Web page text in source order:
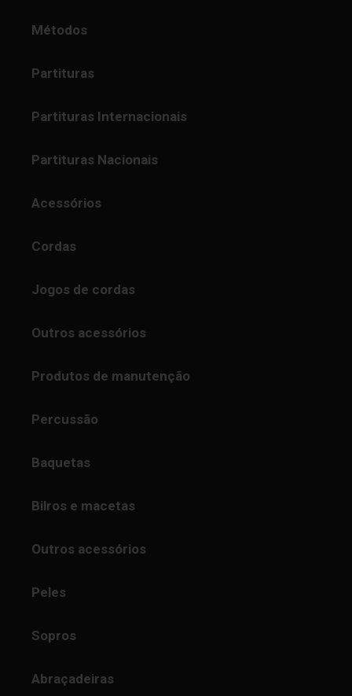
Métodos
Partituras
Partituras Internacionais
Partituras Nacionais
Acessórios
Cordas
Jogos de cordas
Outros acessórios
Produtos de manutenção
Percussão
Baquetas
Bilros e macetas
Outros acessórios
Peles
Sopros
Abraçadeiras